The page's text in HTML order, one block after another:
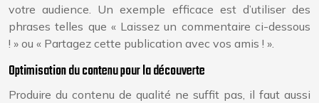
votre audience. Un exemple efficace est d’utiliser des
phrases telles que « Laissez un commentaire ci-dessous
! » ou « Partagez cette publication avec vos amis ! ».
Optimisation du contenu pour la découverte
Produire du contenu de qualité ne suffit pas, il faut aussi